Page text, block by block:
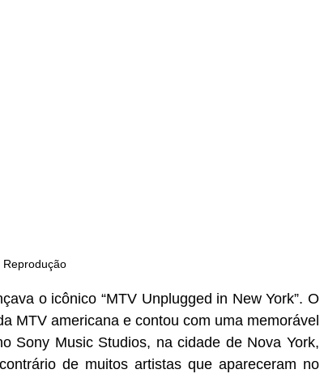
Reprodução
o icônico “MTV Unplugged in New York”. O
MTV americana e contou com uma memorável
Sony Music Studios, na cidade de Nova York,
de muitos artistas que apareceram no